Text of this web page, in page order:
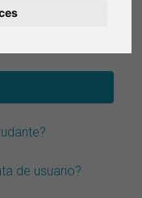
de usuario?